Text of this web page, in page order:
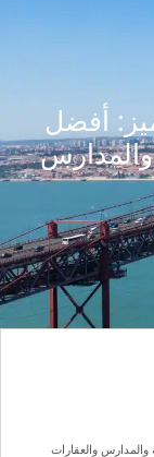
أفضل
والمدارس
والمدارس والعقارات